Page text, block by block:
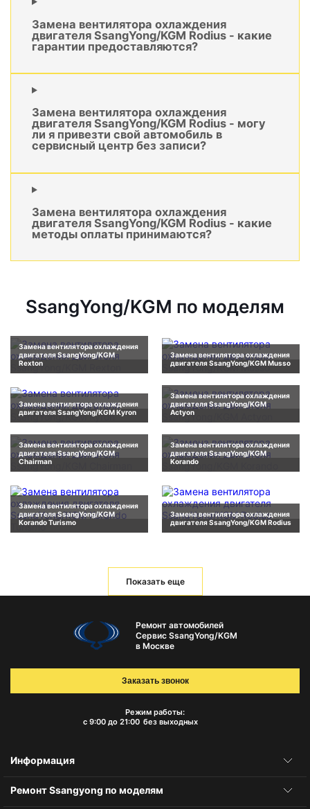
Замена вентилятора охлаждения
двигателя SsangYong/KGM Rodius - какие
гарантии предоставляются?
Замена вентилятора охлаждения
двигателя SsangYong/KGM Rodius - могу
ли я привезти свой автомобиль в
сервисный центр без записи?
Замена вентилятора охлаждения
двигателя SsangYong/KGM Rodius - какие
методы оплаты принимаются?
SsangYong/KGM по моделям
Замена вентилятора охлаждения
двигателя SsangYong/KGM
Rexton
Замена вентилятора охлаждения
двигателя SsangYong/KGM Musso
Замена вентилятора охлаждения
двигателя SsangYong/KGM Kyron
Замена вентилятора охлаждения
двигателя SsangYong/KGM
Actyon
Замена вентилятора охлаждения
двигателя SsangYong/KGM
Chairman
Замена вентилятора охлаждения
двигателя SsangYong/KGM
Korando
Замена вентилятора охлаждения
двигателя SsangYong/KGM
Korando Turismo
Замена вентилятора охлаждения
двигателя SsangYong/KGM Rodius
Показать еще
Ремонт автомобилей
Сервис SsangYong/KGM
в Москве
Режим работы:
с 9:00 до 21:00 без выходных
Заказать звонок
Информация
Ремонт Ssangyong по моделям